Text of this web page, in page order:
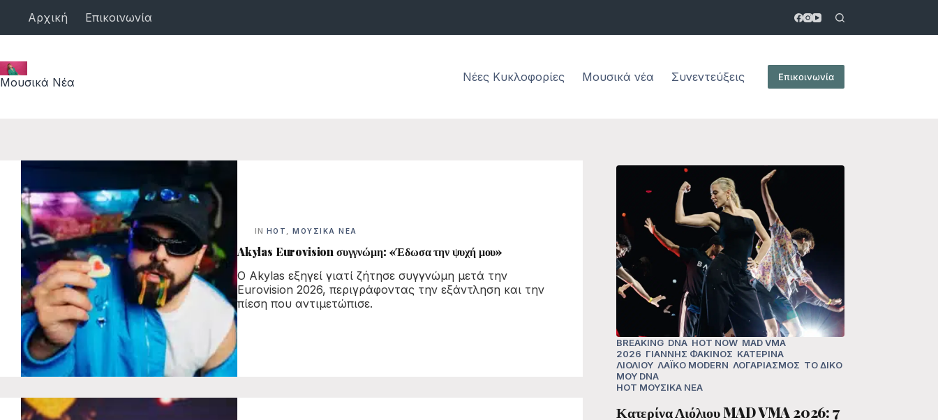
περιεχόμενο
Αρχική Επικοινωνία
Μουσικά Νέα Νέες Κυκλοφορίες Μουσικά νέα Συνεντεύξεις Επικοινωνία
IN HOT ,ΜΟΥΣΙΚΆ ΝΈΑ
Akylas Eurovision συγγνώμη: «Έδωσα την ψυχή μου»
Ο Akylas εξηγεί γιατί ζήτησε συγγνώμη μετά την
Eurovision 2026, περιγράφοντας την εξάντληση και την
πίεση που αντιμετώπισε.
BREAKING DNA HOT NOW MAD VMA
2026 ΓΙΆΝΝΗΣ ΦΑΚΊΝΟΣ ΚΑΤΕΡΊΝΑ
ΛΙΌΛΙΟΥ ΛΑΪΚΌ MODERN ΛΟΓΑΡΙΑΣΜΌΣ ΤΟ ΔΙΚΌ
ΜΟΥ DNA
HOT ΜΟΥΣΙΚΆ ΝΈΑ
Κατερίνα Λιόλιου MAD VMA 2026: 7